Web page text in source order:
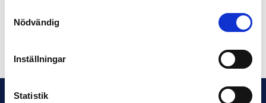
Nödvändig
Inställningar
Statistik